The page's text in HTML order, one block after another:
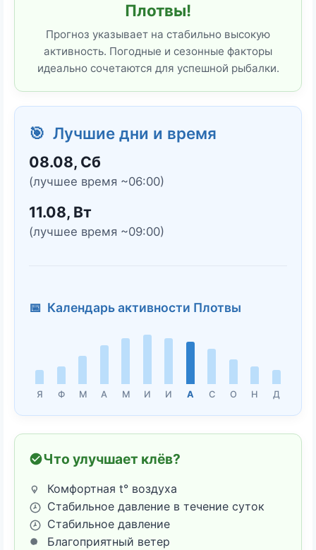
Плотвы!
Прогноз указывает на стабильно высокую
активность. Погодные и сезонные факторы
идеально сочетаются для успешной рыбалки.
🎯 Лучшие дни и время
08.08, Сб
(лучшее время ~06:00)
11.08, Вт
(лучшее время ~09:00)
📅 Календарь активности Плотвы
Я Ф М А М И И А С О Н Д
Что улучшает клёв?
Комфортная t° воздуха
Стабильное давление в течение суток
Стабильное давление
Благоприятный ветер